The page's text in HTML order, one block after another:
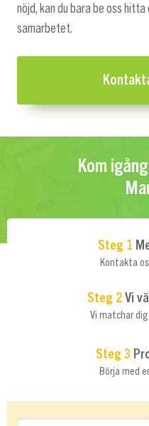
nöjd, kan du bara be oss
samarbetet.
Kom
Steg 1
Kontakta
Steg 2Vi
Vi matchar
Steg 3
Börja med